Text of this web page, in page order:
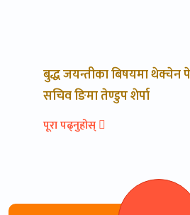
बुद्ध जयन्तीका बिषयमा थेक्चेन
सचिव ङिमा तेण्डुप शेर्पा
पूरा पढ्नुहोस्